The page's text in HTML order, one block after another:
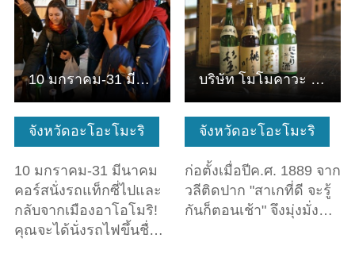
จังหวัดอะโอะโมะริ
10 มกราคม-31 มีนาคม
คอร์สนั่งรถแท็กซี่ไปและ
กลับจากเมืองอาโอโมริ!
คุณจะได้นั่งรถไฟขึ้นชื่…
10 มกราคม-31 มีนาคม คอร์สนั่งรถแท็กซี่ไปและกลับจากเมืองอาโ…
จังหวัดอะโอะโมะริ
ก่อตั้งเมื่อปีค.ศ. 1889 จาก
วลีติดปาก "สาเกที่ดี จะรู้
กันก็ตอนเช้า" จึงมุ่งมั่ง…
บริษัท โมโมคาวะ จำกัด